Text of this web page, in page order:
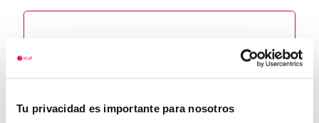
Tu privacidad es importante para nosotros
Vicente